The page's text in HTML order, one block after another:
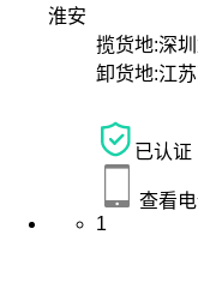
淮安
揽货地:深
卸货地:江
已认证
查看
1